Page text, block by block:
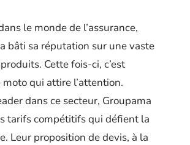
le monde de l’assurance,
bâti sa réputation sur une vaste
Cette fois-ci, c’est
moto qui attire l’attention.
dans ce secteur, Groupama
tarifs compétitifs qui défient la
Leur proposition de devis, à la